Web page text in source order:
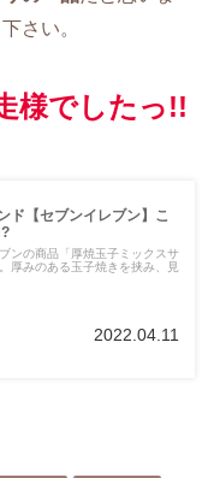
さい。
様でしたっ!!
ド【セブンイレブン】こ
ンの商品「厚焼玉子ミックスサ
厚みのある玉子焼きを挟み、見
2022.04.11